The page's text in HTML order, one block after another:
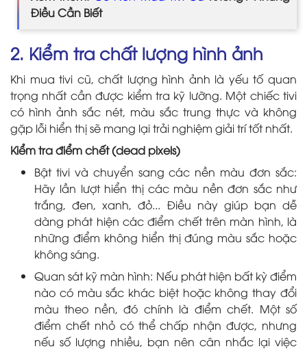
Điều Cần Biết
2. Kiểm tra chất lượng hình ảnh
Khi mua tivi cũ, chất lượng hình ảnh là yếu tố quan
trọng nhất cần được kiểm tra kỹ lưỡng. Một chiếc tivi
có hình ảnh sắc nét, màu sắc trung thực và không
gặp lỗi hiển thị sẽ mang lại trải nghiệm giải trí tốt nhất.
Kiểm tra điểm chết (dead pixels)
Bật tivi và chuyển sang các nền màu đơn sắc:
Hãy lần lượt hiển thị các màu nền đơn sắc như
trắng, đen, xanh, đỏ... Điều này giúp bạn dễ
dàng phát hiện các điểm chết trên màn hình, là
những điểm không hiển thị đúng màu sắc hoặc
không sáng.
Quan sát kỹ màn hình: Nếu phát hiện bất kỳ điểm
nào có màu sắc khác biệt hoặc không thay đổi
màu theo nền, đó chính là điểm chết. Một số
điểm chết nhỏ có thể chấp nhận được, nhưng
nếu số lượng nhiều, bạn nên cân nhắc lại việc